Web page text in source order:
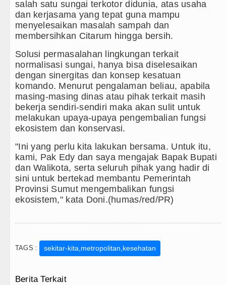
Akses Jalan ke Pemandian Air Panas Doulu Diblokir
Dayang Nan Tujuh Menggetarkan Gedung Kesenian
Transnusa Resmikan Penerbangan Langsung Rute
Juventus vs Palermo Laga Persahabatan di Perth
salah satu sungai terkotor didunia, atas usaha
dan kerjasama yang tepat guna mampu
menyelesaikan masalah sampah dan
membersihkan Citarum hingga bersih.
Solusi permasalahan lingkungan terkait
normalisasi sungai, hanya bisa diselesaikan
dengan sinergitas dan konsep kesatuan
komando. Menurut pengalaman beliau, apabila
masing-masing dinas atau pihak terkait masih
bekerja sendiri-sendiri maka akan sulit untuk
melakukan upaya-upaya pengembalian fungsi
ekosistem dan konservasi.
"Ini yang perlu kita lakukan bersama. Untuk itu,
kami, Pak Edy dan saya mengajak Bapak Bupati
dan Walikota, serta seluruh pihak yang hadir di
sini untuk bertekad membantu Pemerintah
Provinsi Sumut mengembalikan fungsi
ekosistem," kata Doni.(humas/red/PR)
TAGS : sekitar-kita,metropolitan,kesehatan
Berita Terkait